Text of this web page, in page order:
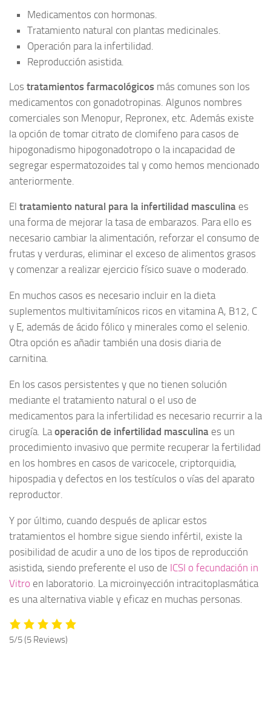
Medicamentos con hormonas.
Tratamiento natural con plantas medicinales.
Operación para la infertilidad.
Reproducción asistida.
Los tratamientos farmacológicos más comunes son los
medicamentos con gonadotropinas. Algunos nombres
comerciales son Menopur, Repronex, etc. Además existe
la opción de tomar citrato de clomifeno para casos de
hipogonadismo hipogonadotropo o la incapacidad de
segregar espermatozoides tal y como hemos mencionado
anteriormente.
El tratamiento natural para la infertilidad masculina es
una forma de mejorar la tasa de embarazos. Para ello es
necesario cambiar la alimentación, reforzar el consumo de
frutas y verduras, eliminar el exceso de alimentos grasos
y comenzar a realizar ejercicio físico suave o moderado.
En muchos casos es necesario incluir en la dieta
suplementos multivitamínicos ricos en vitamina A, B12, C
y E, además de ácido fólico y minerales como el selenio.
Otra opción es añadir también una dosis diaria de
carnitina.
En los casos persistentes y que no tienen solución
mediante el tratamiento natural o el uso de
medicamentos para la infertilidad es necesario recurrir a la
cirugía. La operación de infertilidad masculina es un
procedimiento invasivo que permite recuperar la fertilidad
en los hombres en casos de varicocele, criptorquidia,
hipospadia y defectos en los testículos o vías del aparato
reproductor.
Y por último, cuando después de aplicar estos
tratamientos el hombre sigue siendo infértil, existe la
posibilidad de acudir a uno de los tipos de reproducción
asistida, siendo preferente el uso de ICSI o fecundación in
Vitro en laboratorio. La microinyección intracitoplasmática
es una alternativa viable y eficaz en muchas personas.
5/5(5 Reviews)